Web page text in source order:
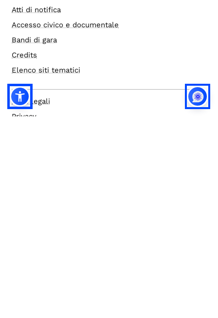
Atti di notifica
Accesso civico e documentale
Bandi di gara
Credits
Elenco siti tematici
Note legali
Privacy